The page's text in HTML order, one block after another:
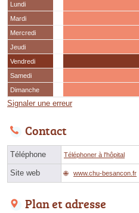
Lundi
Mardi
Mercredi
Jeudi
Vendredi
Samedi
Dimanche
Signaler une erreur
Contact
Téléphone Téléphoner à l'hôpital
Site web www.chu-besancon.fr
Plan et adresse